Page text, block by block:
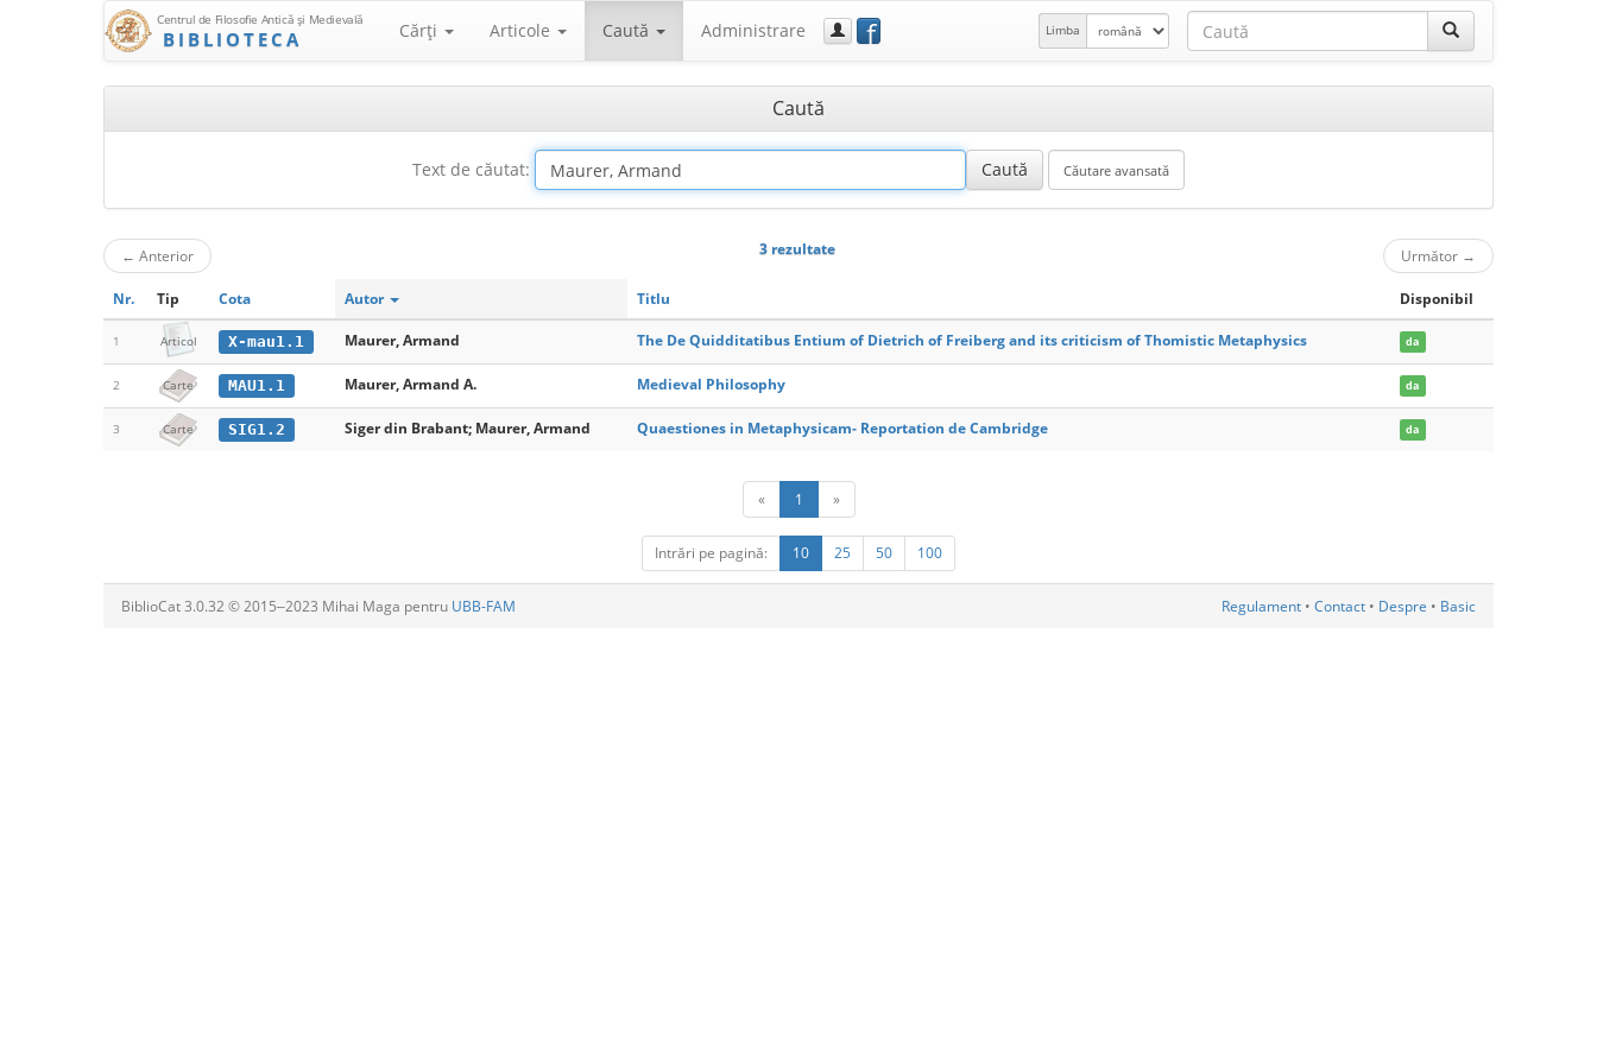
Centrul de Filosofie Antică şi Medievală
BIBLIOTECA Cărţi Articole Caută Administrare f Limba
Caută
Text de căutat:
← Anterior 3 rezultate Următor →
Nr. Tip Cota Autor Titlu Disponibil
1 Articol X-mau1.1 Maurer, Armand The De Quidditatibus Entium of Dietrich of Freiberg and its criticism of Thomistic Metaphysics da
2 Carte MAU1.1 Maurer, Armand A. Medieval Philosophy da
3 Carte SIG1.2 Siger din Brabant; Maurer, Armand Quaestiones in Metaphysicam- Reportation de Cambridge da
« 1 »
Intrări pe pagină: 10 25 50 100
BiblioCat 3.0.32 © 2015‒2023 Mihai Maga pentru UBB-FAM Regulament • Contact • Despre • Basic